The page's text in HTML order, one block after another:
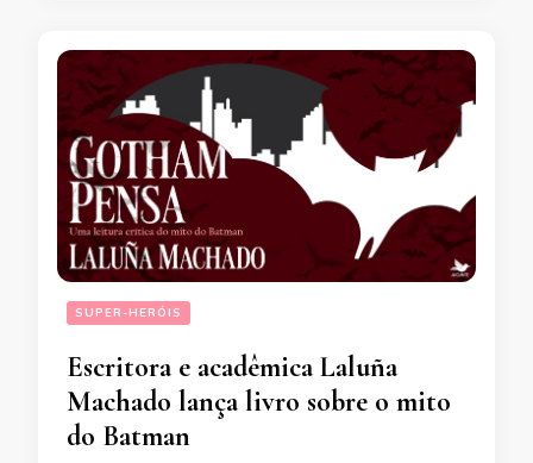
SUPER-HERÓIS
Escritora e acadêmica Laluña
Machado lança livro sobre o mito
do Batman